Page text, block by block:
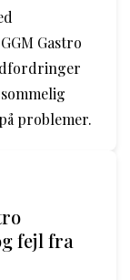
Gastro
problemer.
fejl fra